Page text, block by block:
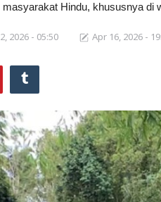
Hindu, khususnya di
2026 - 05:50 Apr 16, 2026 -